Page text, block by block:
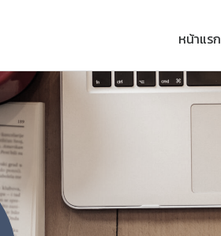
หน้าแรก